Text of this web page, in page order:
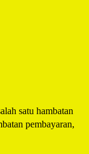
satu hambatan
pembayaran,